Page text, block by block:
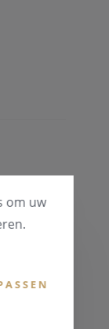
om uw